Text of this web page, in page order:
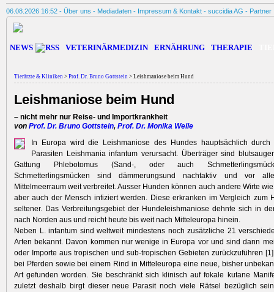
06.08.2026 16:52 - Über uns - Mediadaten - Impressum & Kontakt - succidia AG - Partner
NEWS VETERINÄRMEDIZIN ERNÄHRUNG THERAPIE
Tierärzte & Kliniken > Prof. Dr. Bruno Gottstein > Leishmaniose beim Hund
Leishmaniose beim Hund
– nicht mehr nur Reise- und Importkrankheit
von Prof. Dr. Bruno Gottstein, Prof. Dr. Monika Welle
In Europa wird die Leishmaniose des Hundes hauptsächlich
Parasiten Leishmania infantum verursacht. Überträger sind
Gattung Phlebotomus (Sand-, oder auch
Schmetterlingsmücken sind dämmerungsund nachtaktiv und vor
Mittelmeerraum weit verbreitet. Ausser Hunden können auch andere Wirte
aber auch der Mensch infiziert werden. Diese erkranken im Vergleich zum
seltener. Das Verbreitungsgebiet der Hundeleishmaniose dehnte sich in
nach Norden aus und reicht heute bis weit nach Mitteleuropa hinein.
Neben L. infantum sind weltweit mindestens noch zusätzliche 21
Arten bekannt. Davon kommen nur wenige in Europa vor und sind dann
oder Importe aus tropischen und sub-tropischen Gebieten zurückzuführen
bei Pferden sowie bei einem Rind in Mitteleuropa eine neue, bisher
Art gefunden worden. Sie beschränkt sich klinisch auf fokale kutane
zuletzt deshalb birgt dieser neue Parasit noch viele Rätsel bezüglich